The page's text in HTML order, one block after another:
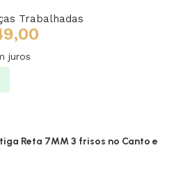
Trabalhadas
juros
Reta 7MM 3 frisos no Canto e